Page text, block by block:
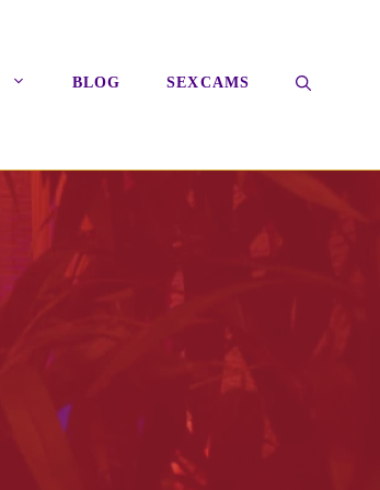
BLOG SEXCAMS